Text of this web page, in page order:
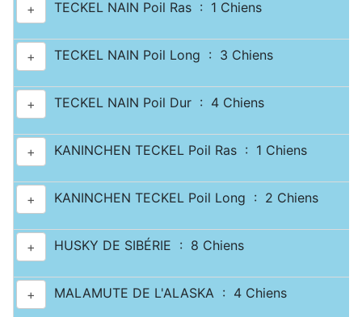
+ TECKEL NAIN Poil Ras : 1 Chiens
+ TECKEL NAIN Poil Long : 3 Chiens
+ TECKEL NAIN Poil Dur : 4 Chiens
+ KANINCHEN TECKEL Poil Ras : 1 Chiens
+ KANINCHEN TECKEL Poil Long : 2 Chiens
+ HUSKY DE SIBÉRIE : 8 Chiens
+ MALAMUTE DE L'ALASKA : 4 Chiens